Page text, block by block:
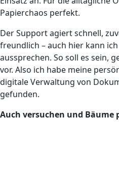
Papierchaos perfekt.
Der Support agiert schnell,
freundlich – auch hier kann
aussprechen. So soll es sein,
vor. Also ich habe meine
digitale Verwaltung von
gefunden.
Auch versuchen und Bäume